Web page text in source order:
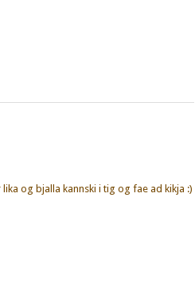
og bjalla kannski i tig og fae ad kikja :)